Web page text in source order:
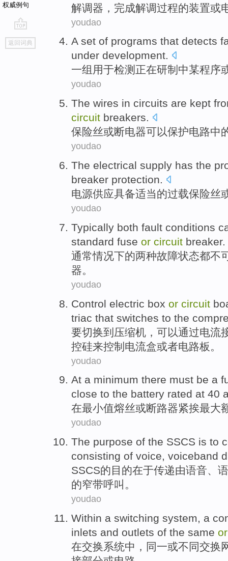
权威例句
go
top
返回词典
解调器 ， 完成解调过程的装置或
youdao
A set of programs that detects
under development.
一组 用于检测 正在研制 中某程序
youdao
The wires in circuits are kept
circuit breakers.
保险丝或断电器可以保护电路中
youdao
The electrical supply has the
breaker protection.
电源供应具备适当的过载保险丝
youdao
Typically both fault conditions
standard fuse or circuit breaker.
通常情况下的两种故障状态都不
器。
youdao
Control electric box or circuit
triac that switches to the
要切换到 压缩机，可以通过电流
控硅来控制 电流盒或者电路板 。
youdao
At a minimum there must be a
close to the battery rated at 40
在最小值熔丝或断路器紧挨最大
youdao
The purpose of the SSCS is to
consisting of voice, voiceband
SSCS的目的在于传递由语音、
的窄带呼叫 。
youdao
Within a switching system, a
inlets and outlets of the same or
在交换系统中， 同一或不同交换